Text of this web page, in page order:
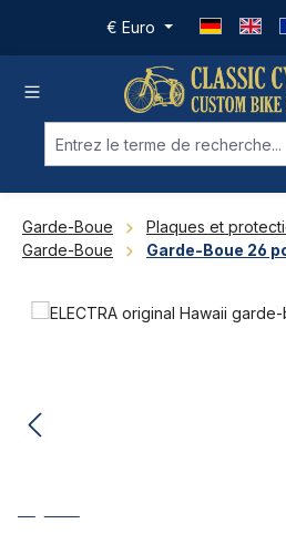
Passer au contenu principal
€ Euro
Garde-Boue
Plaques et
Garde-Boue
Garde-Boue 26
Ignorer la galerie d'images